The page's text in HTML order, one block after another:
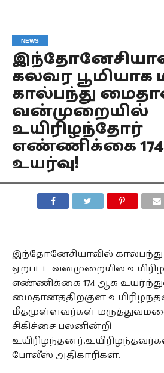
NEWS
கலவர பூமியாக
கால்பந்து
வன்முறையில்
உயிரிழந்தோர்
எண்ணிக்கை
உயர்வு!
இந்தோனேசியாவில் கால்பந்து
ஏற்பட்ட வன்முறையில்
எண்ணிக்கை 174 ஆக
மைதானத்திற்குள்
மீதமுள்ளவர்கள்
சிகிச்சை பலனின்றி
போலீஸ் அதிகாரிகள்.